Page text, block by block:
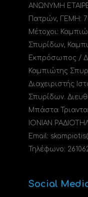
ΑΝΩΝΥΜΗ
Πατρών, ΓΕΜΗ:
Μέτοχοι:
Σπυρίδων,
Εκπρόσωπος /
Καμπιώτης
Διαχειριστής
Σπυρίδων.
Μπάστα
ΙΟΝΙΑΝ
Email:
Τηλέφωνο:
Social